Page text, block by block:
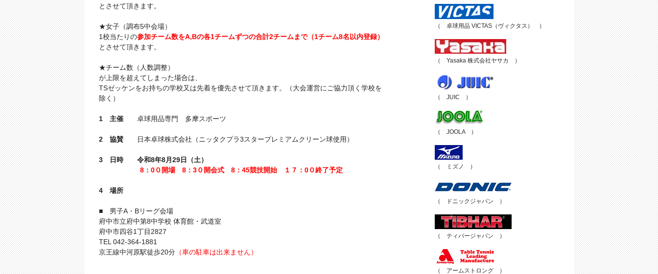
とさせて頂きます。
★女子（調布5中会場）
1校当たりの参加チーム数をA,Bの各1チームずつの合計2チームまで（1チーム8名以内登録）
とさせて頂きます。
★チーム数（人数調整）
が上限を超えてしまった場合は、
TSゼッケンをお持ちの学校又は先着を優先させて頂きます。（大会運営にご協力頂く学校を
除く）
1 主催 卓球用品専門 多摩スポーツ
2 協賛 日本卓球株式会社（ニッタクプラ3スタープレミアムクリーン球使用）
3 日時
令和8年8月29日（土）
8：0０開場
8：3０開会式 8：45競技開始 １７：0０終了予定
4 場所
■ 男子A・Bリーグ会場
府中市立府中第8中学校 体育館・武道室
府中市四谷1丁目2827
TEL 042-364-1881
京王線中河原駅徒歩20分 （車の駐車は出来ません）
（ 卓球用品 VICTAS（ヴィクタス） ）
（ Yasaka 株式会社ヤサカ ）
（ JUIC ）
（ JOOLA ）
（ ミズノ ）
（ ドニックジャパン ）
（ ティバージャパン ）
（ アームストロング ）